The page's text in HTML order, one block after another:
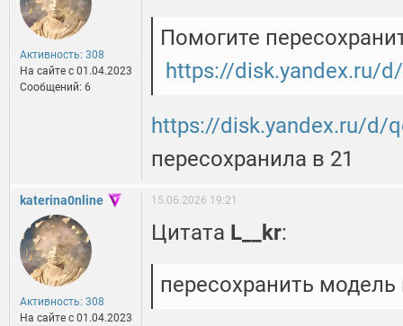
Активность: 308
На сайте c 01.04.2023
Сообщений: 6
Помогите
https://disk.yandex.ru/
https://disk.yandex.ru/d/
пересохранила в 21
katerina0nline
Активность: 308
На сайте c 01.04.2023
15.06.2026 19:21
Цитата L__kr:
пересохранить